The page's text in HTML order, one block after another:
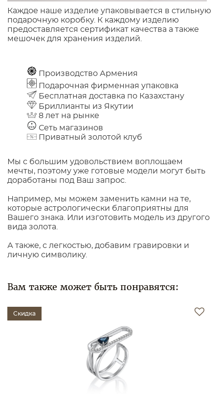
Каждое наше изделие упаковывается в стильную
подарочную коробку. К каждому изделию
предоставляется сертификат качества а также
мешочек для хранения изделий.
Производство Армения
Подарочная фирменная упаковка
Бесплатная доставка по Казахстану
Бриллианты из Якутии
8 лет на рынке
Сеть магазинов
Приватный золотой клуб
Мы с большим удовольствием воплощаем
мечты, поэтому уже готовые модели могут быть
доработаны под Ваш запрос.
Например, мы можем заменить камни на те,
которые астрологически благоприятны для
Вашего знака. Или изготовить модель из другого
вида золота.
А также, с легкостью, добавим гравировки и
личную символику.
Вам также может быть понравятся:
Скидка